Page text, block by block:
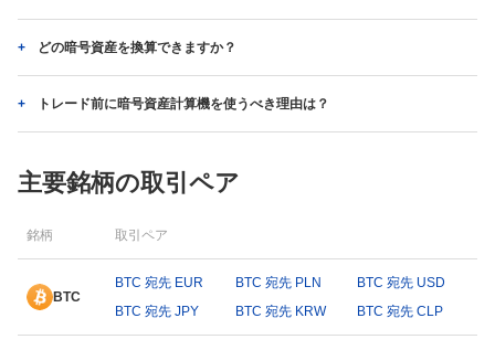
どの暗号資産を換算できますか？
トレード前に暗号資産計算機を使うべき理由は？
主要銘柄の取引ペア
銘柄 取引ペア
BTC
BTC 宛先 EUR BTC 宛先 PLN
BTC 宛先 USD
BTC 宛先 JPY
BTC 宛先 KRW BTC 宛先 CLP